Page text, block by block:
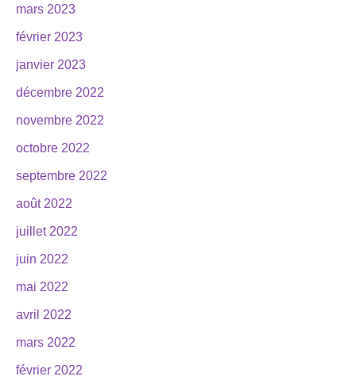
mars 2023
février 2023
janvier 2023
décembre 2022
novembre 2022
octobre 2022
septembre 2022
août 2022
juillet 2022
juin 2022
mai 2022
avril 2022
mars 2022
février 2022